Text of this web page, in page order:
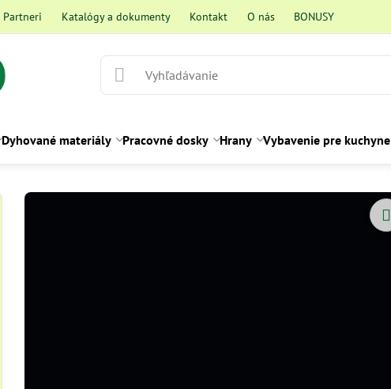
Partneri Katalógy a dokumenty Kontakt O nás BONUSY
Dyhované materiály Pracovné dosky Hrany Vybavenie pre kuchyne